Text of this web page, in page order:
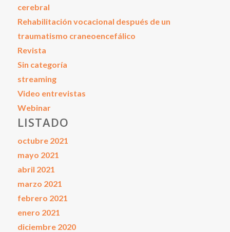
cerebral
Rehabilitación vocacional después de un
traumatismo craneoencefálico
Revista
Sin categoría
streaming
Video entrevistas
Webinar
LISTADO
octubre 2021
mayo 2021
abril 2021
marzo 2021
febrero 2021
enero 2021
diciembre 2020